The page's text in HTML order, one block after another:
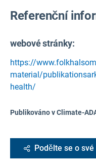
Referenční
webové stránky:
https://
material/
health/
Publikováno v Climate-
Podělte se o